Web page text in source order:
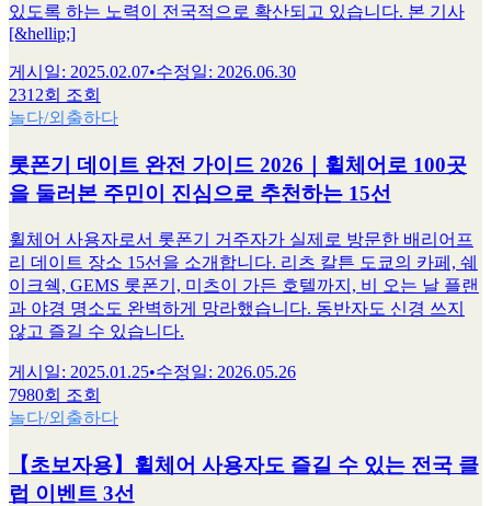
있도록 하는 노력이 전국적으로 확산되고 있습니다. 본 기사
[&hellip;]
게시일: 2025.02.07•수정일: 2026.06.30
2312회 조회
놀다/외출하다
롯폰기 데이트 완전 가이드 2026｜휠체어로 100곳
을 둘러본 주민이 진심으로 추천하는 15선
휠체어 사용자로서 롯폰기 거주자가 실제로 방문한 배리어프
리 데이트 장소 15선을 소개합니다. 리츠 칼튼 도쿄의 카페, 쉐
이크쉑, GEMS 롯폰기, 미츠이 가든 호텔까지, 비 오는 날 플랜
과 야경 명소도 완벽하게 망라했습니다. 동반자도 신경 쓰지
않고 즐길 수 있습니다.
게시일: 2025.01.25•수정일: 2026.05.26
7980회 조회
놀다/외출하다
【초보자용】휠체어 사용자도 즐길 수 있는 전국 클
럽 이벤트 3선